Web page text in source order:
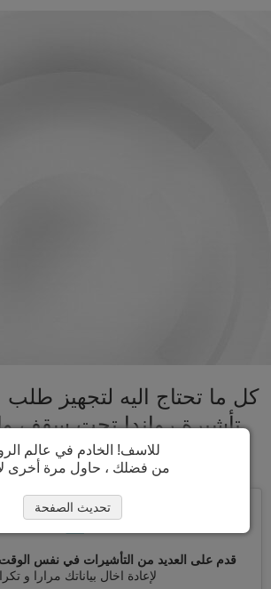
كل ما تحتاج اليه لتجهيز
تأشيرة رواندا تحت سقف
عملية الحصول على
قدم على العديد من التأشيرات في نفس الوقت
لإعادة اخال بياناتك مرارا و
للاسف! الخادم في عالم
من فضلك ، حاول مرة أخرى
تحديث الصفحة